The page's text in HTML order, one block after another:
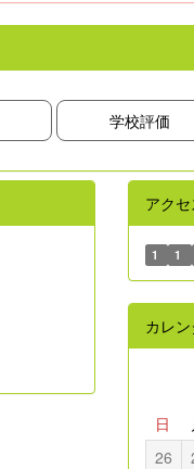
学校評価
アク
1 1
カレ
日
26